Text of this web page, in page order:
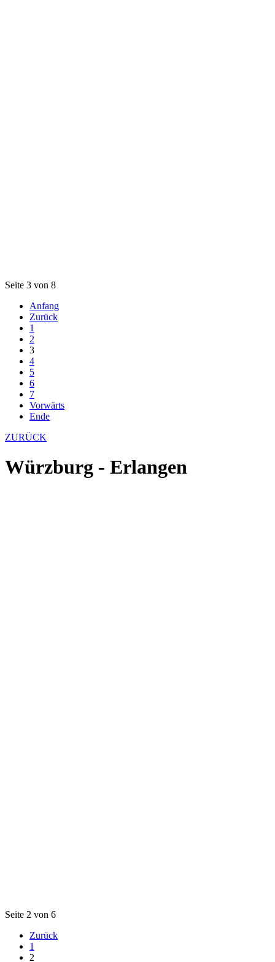
Seite 3 von 8
Anfang
Zurück
1
2
3
4
5
6
7
Vorwärts
Ende
ZURÜCK
Würzburg - Erlangen
Seite 2 von 6
Zurück
1
2